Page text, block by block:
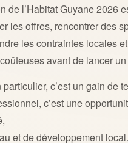
de l’Habitat Guyane 2026
les offres, rencontrer des
les contraintes locales
avant de lancer
particulier, c’est un gain de
c’est une
et de développement local.